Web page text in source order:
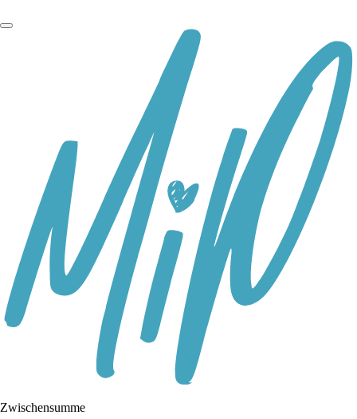
Zwischensumme